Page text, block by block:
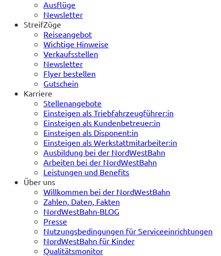
Ausflüge
Newsletter
StreifZüge
Reiseangebot
Wichtige Hinweise
Verkaufsstellen
Newsletter
Flyer bestellen
Gutschein
Karriere
Stellenangebote
Einsteigen als Triebfahrzeugführer:in
Einsteigen als Kundenbetreuer:in
Einsteigen als Disponent:in
Einsteigen als Werkstattmitarbeiter:in
Ausbildung bei der NordWestBahn
Arbeiten bei der NordWestBahn
Leistungen und Benefits
Über uns
Willkommen bei der NordWestBahn
Zahlen, Daten, Fakten
NordWestBahn-BLOG
Presse
Nutzungsbedingungen für Serviceeinrichtungen
NordWestBahn für Kinder
Qualitätsmonitor